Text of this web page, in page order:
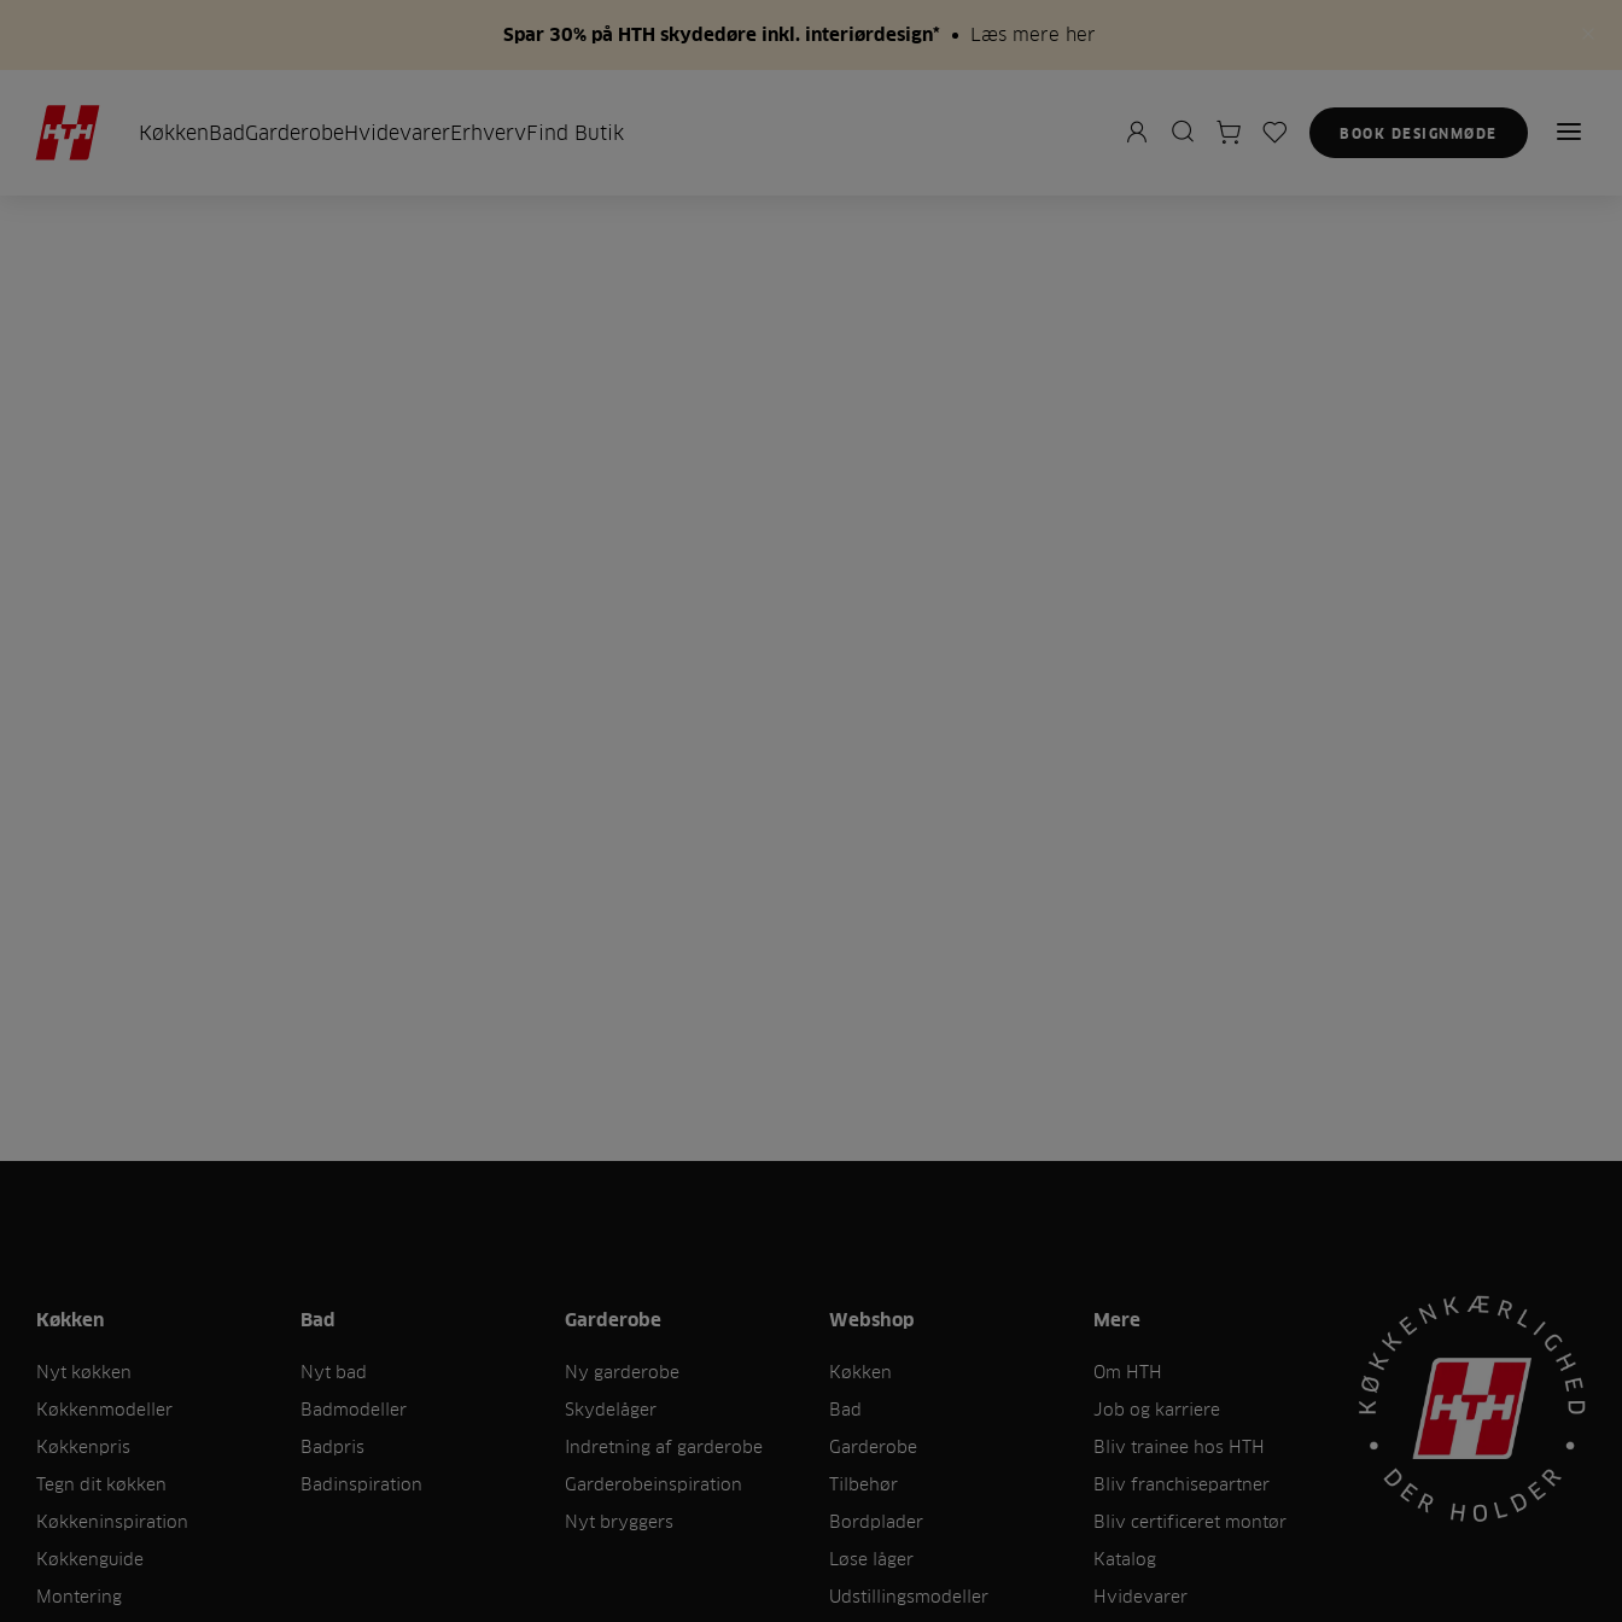
Spar 30% på HTH skydedøre inkl. interiørdesign* Læs mere her
KøkkenBadGarderobeHvidevarerErhvervFind Butik BOOK DESIGNMØDE
Køkken
Nyt køkken
Køkkenmodeller
Køkkenpris
Tegn dit køkken
Køkkeninspiration
Køkkenguide
Montering
Bad
Nyt bad
Badmodeller
Badpris
Badinspiration
Garderobe
Ny garderobe
Skydelåger
Indretning af garderobe
Garderobeinspiration
Nyt bryggers
Webshop
Køkken
Bad
Garderobe
Tilbehør
Bordplader
Løse låger
Udstillingsmodeller
Mere
Om HTH
Job og karriere
Bliv trainee hos HTH
Bliv franchisepartner
Bliv certificeret montør
Katalog
Hvidevarer